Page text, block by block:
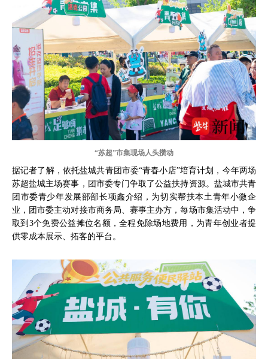
“苏超”市集现场人头攒动
据记者了解，依托盐城共青团市委“青春小店”培育计划，今年两场
苏超盐城主场赛事，团市委专门争取了公益扶持资源。盐城市共青
团市委青少年发展部部长项鑫介绍，为切实帮扶本土青年小微企
业，团市委主动对接市商务局、赛事主办方，每场市集活动中，争
取到3个免费公益摊位名额，全程免除场地费用，为青年创业者提
供零成本展示、拓客的平台。